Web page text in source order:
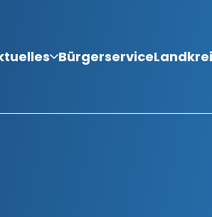
Bürgerservice